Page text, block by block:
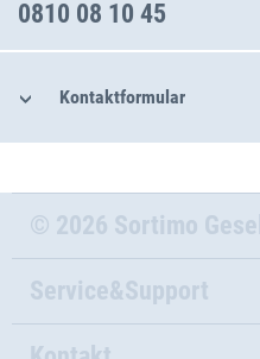
0810 08 10 45
Kontaktformular
© 2026 Sortimo
Service&Support